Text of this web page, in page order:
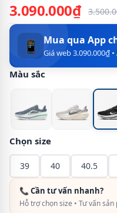
3.090.000₫
📱 Mua qua App
Giá web 3.090.000₫
Màu sắc
Chọn size
39 40 40.5
📞 Cần tư vấn nhanh?
Hỗ trợ chọn size • Tư vấn sản